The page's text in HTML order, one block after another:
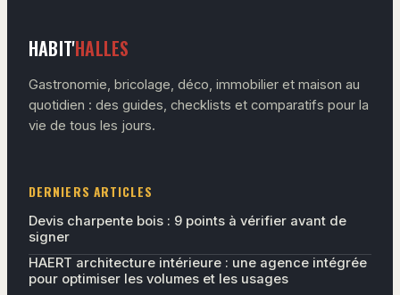
HABIT'HALLES
Gastronomie, bricolage, déco, immobilier et maison au
quotidien : des guides, checklists et comparatifs pour la
vie de tous les jours.
DERNIERS ARTICLES
Devis charpente bois : 9 points à vérifier avant de
signer
HAERT architecture intérieure : une agence intégrée
pour optimiser les volumes et les usages